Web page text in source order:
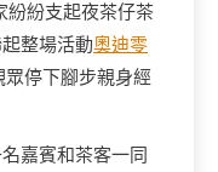
紛紛支起夜茶仔茶
整場活動奧迪零
眾停下腳步親身經
嘉賓和茶客一同